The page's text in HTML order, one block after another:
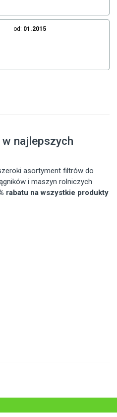
od: 01.2015
w najlepszych
asortyment filtrów do
i maszyn rolniczych
rabatu na wszystkie produkty